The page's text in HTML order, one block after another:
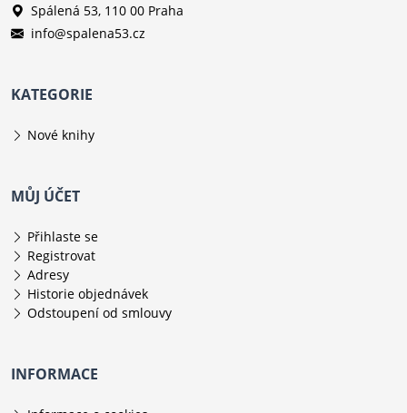
Spálená 53, 110 00 Praha
info@spalena53.cz
KATEGORIE
Nové knihy
MŮJ ÚČET
Přihlaste se
Registrovat
Adresy
Historie objednávek
Odstoupení od smlouvy
INFORMACE